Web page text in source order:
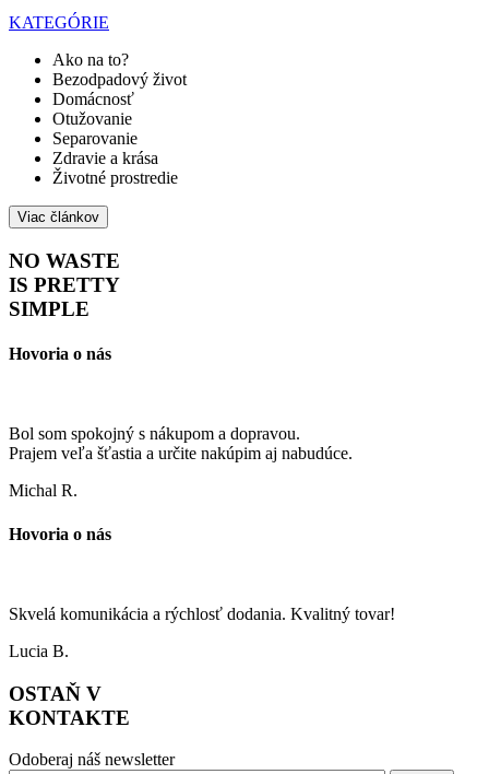
KATEGÓRIE
Ako na to?
Bezodpadový život
Domácnosť
Otužovanie
Separovanie
Zdravie a krása
Životné prostredie
Viac článkov
NO WASTE
IS PRETTY
SIMPLE
Hovoria o nás
Bol som spokojný s nákupom a dopravou.
Prajem veľa šťastia a určite nakúpim aj nabudúce.
Michal R.
Hovoria o nás
Skvelá komunikácia a rýchlosť dodania. Kvalitný tovar!
Lucia B.
OSTAŇ V
KONTAKTE
Odoberaj náš newsletter